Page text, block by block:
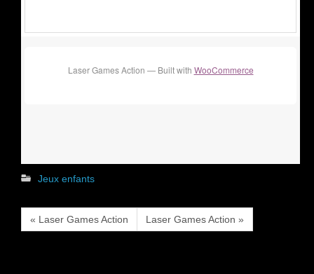
Laser Games Action — Built with WooCommerce
Jeux enfants
« Laser Games Action Laser Games Action »